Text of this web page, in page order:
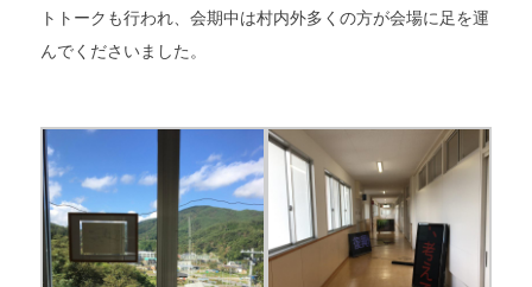
トトークも行われ、会期中は村内外多くの方が会場に足を運
んでくださいました。